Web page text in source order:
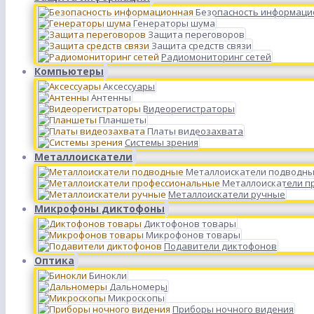
Безопасность
Генераторы шума
Защита переговоров
Защита средств связи
Радиомониторинг сетей
Компьютеры
Аксессуары
Антенны
Видеорегистраторы
Планшеты
Платы видеозахвата
Системы зрения
Металлоискатели
Металлоискатели
Металлоискатели
Металлоискатели ручные
Микрофоны диктофоны
Диктофонов товары
Микрофонов товары
Подавители диктофонов
Оптика
Бинокли
Дальномеры
Микроскопы
Приборы ночного видения